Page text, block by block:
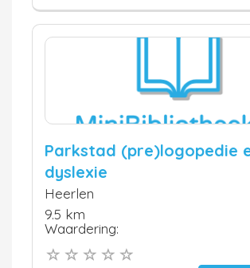
Parkstad (pre)logopedie
dyslexie
Heerlen
9.5 km
Waardering: